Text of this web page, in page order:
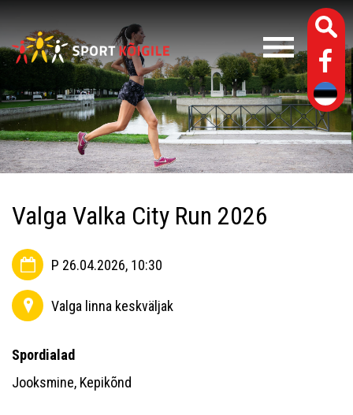
Valga Valka City Run 2026
P 26.04.2026, 10:30
Valga linna keskväljak
Spordialad
Jooksmine, Kepikõnd